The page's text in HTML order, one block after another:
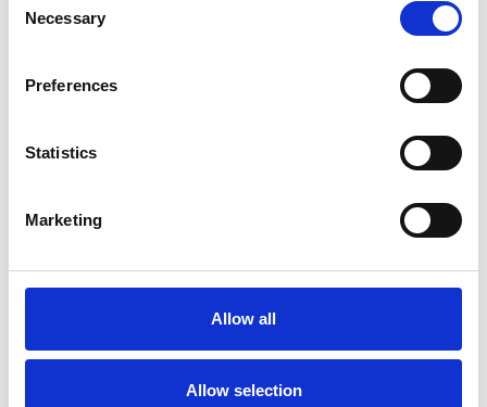
Selection
Necessary
Preferences
Statistics
Marketing
Allow all
Allow selection
Vandtæt: IP67
Dækning: EU, Norge & England
GPS-tracker uden abonnement og gebyrer
Batterilevetid op til 4 år
Hvordan sætter jeg min Cobblestone GPS-tracker
oprette en konto og indtaste trackernes ID-kode. Når trackeren
valgte profil. Der kræves ingen SIM-kort, kabler eller abonnement.